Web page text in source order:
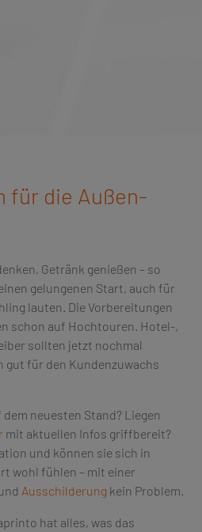
für die Außen-
Getränk genießen – so
gelungenen Start, auch für
lauten. Die Vorbereitungen
schon auf Hochtouren. Hotel-,
sollten jetzt nochmal
gut für den Kundenzuwachs
dem neuesten Stand? Liegen
mit aktuellen Infos griffbereit?
und können sie sich in
wohl fühlen – mit einer
Ausschilderung kein Problem.
hat alles, was das